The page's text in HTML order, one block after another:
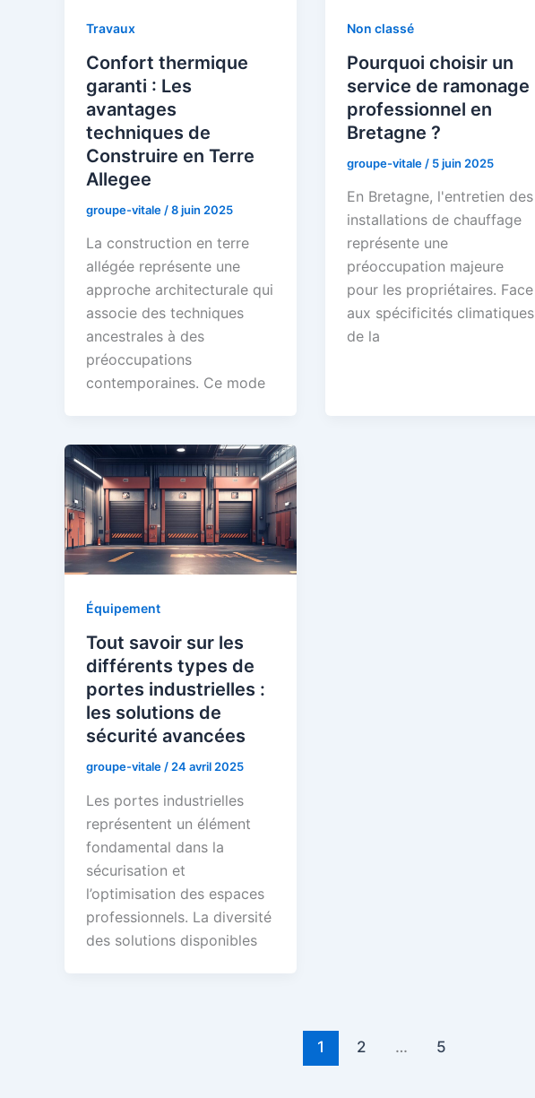
Travaux
Confort thermique
garanti : Les
avantages
techniques de
Construire en Terre
Allegee
groupe-vitale /8 juin 2025
La construction en terre
allégée représente une
approche architecturale qui
associe des techniques
ancestrales à des
préoccupations
contemporaines. Ce mode
Non classé
Pourquoi choisir un
service de ramonage
professionnel en
Bretagne ?
groupe-vitale / 5 juin 2025
En Bretagne, l'entretien des
installations de chauffage
représente une
préoccupation majeure
pour les propriétaires. Face
aux spécificités climatiques
de la
Équipement
Tout savoir sur les
différents types de
portes industrielles :
les solutions de
sécurité avancées
groupe-vitale / 24 avril 2025
Les portes industrielles
représentent un élément
fondamental dans la
sécurisation et
l’optimisation des espaces
professionnels. La diversité
des solutions disponibles
1 2 … 5